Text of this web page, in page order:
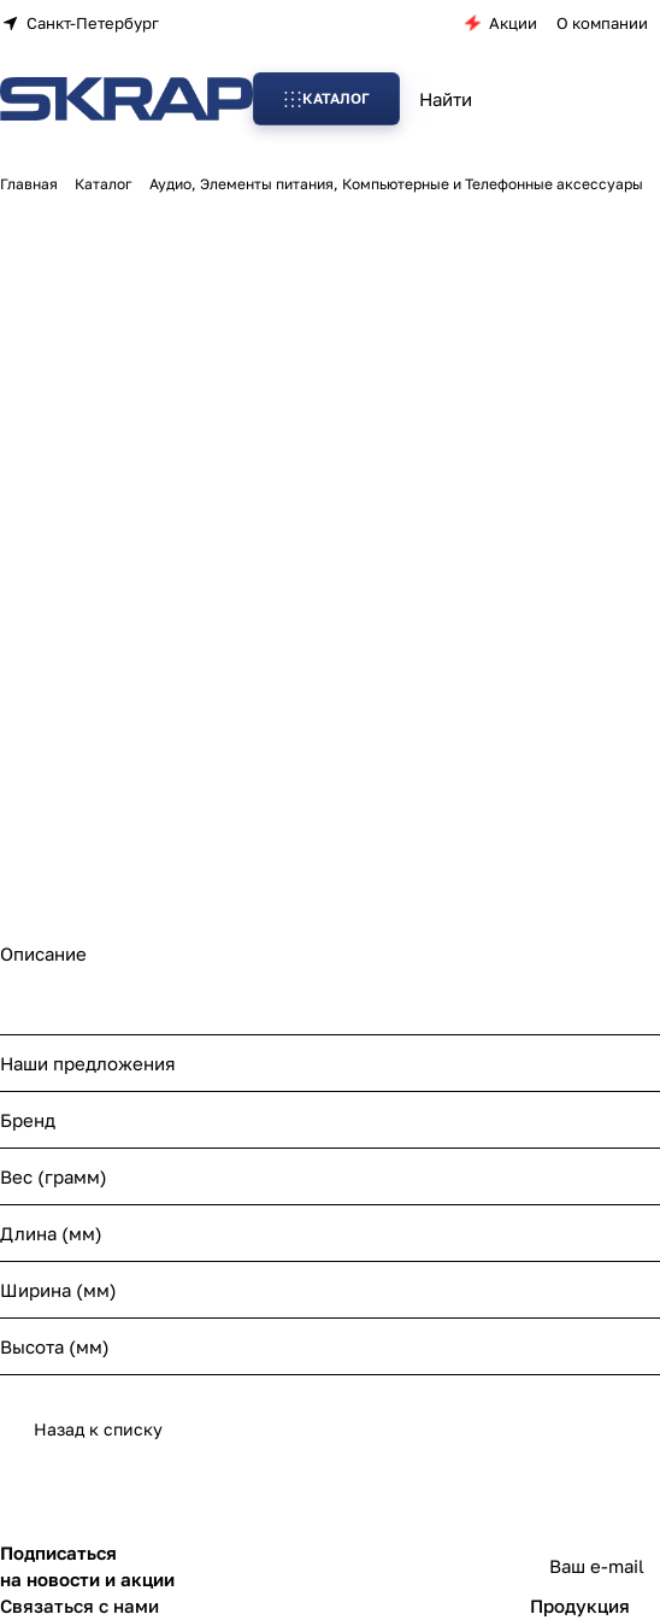
Санкт-Петербург Акции О компании
КАТАЛОГ
Главная Каталог Аудио, Элементы питания, Компьютерные и Телефонные аксессуары
Описание
Наши предложения
Бренд
Вес (грамм)
Длина (мм)
Ширина (мм)
Высота (мм)
Назад к списку
Подписаться
на новости и акции
Связаться с нами Продукция